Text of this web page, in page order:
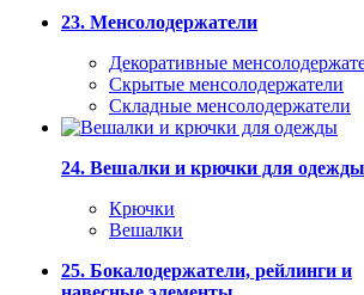
23. Менсолодержатели
Декоративные
Скрытые менсолодержатели
Складные менсолодержатели
24. Вешалки и крючки для одежды
Крючки
Вешалки
25. Бокалодержатели, рейлинги и